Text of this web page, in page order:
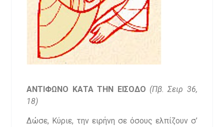
ΑΝΤΙΦΩΝΟ ΚΑΤΑ ΤΗΝ ΕΙΣΟΔΟ (Πβ. Σειρ 36,
18)
Δώσε, Κύριε, την ειρήνη σε όσους ελπίζουν σ’